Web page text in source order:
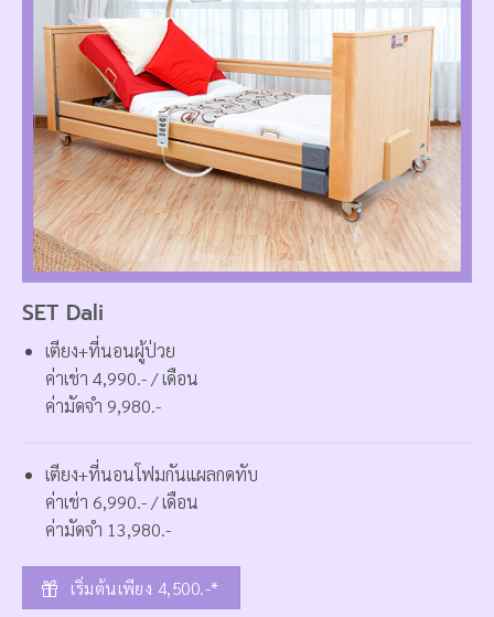
SET Dali
เตียง+ที่นอนผู้ป่วย
ค่าเช่า 4,990.- / เดือน
ค่ามัดจำ 9,980.-
เตียง+ที่นอนโฟมกันแผลกดทับ
ค่าเช่า 6,990.- / เดือน
ค่ามัดจำ 13,980.-
เริ่มต้นเพียง 4,500.-*